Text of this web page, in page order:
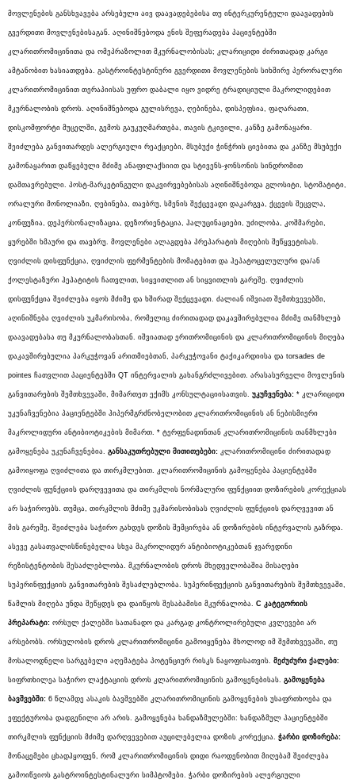
მოვლენების განსხვავება არსებული აივ დაავადებებისა თუ ინტერკურენტული დაავადების
გვერდითი მოვლენებისაგან. აღინიშნებოდა ენის შეფერადება პაციენტებში
კლარითრომიცინითა და ომეპრაზოლით მკურნალობისას; კლარიციდი ძირითადად კარგი
ამტანობით ხასიათდება. გასტროინტესტინური გვერდითი მოვლენების სიხშირე პერორალური
კლარითრომიცინით თერაპიისას უფრო დაბალი იყო ვიდრე ტრადიციული მაკროლიდებით
მკურნალობის დროს. აღინიშნებოდა გულისრევა, ღებინება, დისპეფსია, ფაღარათი,
დისკომფორტი მუცელში, გემოს გაუკუღმართება, თავის ტკივილი, კანზე გამონაყარი.
შეიძლება განვითარდეს ალერგიული რეაქციები, მსუბუქი ჭინჭრის ციებითა და კანზე მსუბუქი
გამონაყარით დაწყებული მძიმე ანაფილაქსიით და სტივენს-ჯონსონის სინდრომით
დამთავრებული. პოსტ-მარკეტინგული დაკვირვებებისას აღინიშნებოდა გლოსიტი, სტომატიტი,
ორალური მონოლიაზი, ღებინება, თავბრუ, სმენის შექცევადი დაკარგვა, ქცევის შეცვლა,
კონფუზია, დეპერსონალიზაცია, დეზორიენტაცია, ჰალუცინაციები, უძილობა, კოშმარები,
ყურებში ხმაური და თავბრუ. მოვლენები ალაგდება პრეპარატის მიღების შეწყვეტისას.
ღვიძლის დისფუნქცია, ღვიძლის ფერმენტების მომატებით და ჰეპატოცელულური და/ან
ქოლესტაზური ჰეპატიტის ჩათვლით, სიყვითლით ან სიყვითლის გარეშე. ღვიძლის
დისფუნქცია შეიძლება იყოს მძიმე და ხშირად შექცევადი. ძალიან იშვიათ შემთხვევებში,
აღინიშნება ღვიძლის უკმარისობა, რომელიც ძირითადად დაკავშირებულია მძიმე თანმხლებ
დაავადებასა თუ მკურნალობასთან. იშვიათად ერითრომიცინის და კლარითრომიცინის მიღება
დაკავშირებულია პარკუჭოვან არითმიებთან, პარკუჭოვანი ტაქიკარდიისა და torsades de
pointes ჩათვლით პაციენტებში QT ინტერვალის გახანგრძლივებით. არასასურველი მოვლენის
განვითარების შემთხვევაში, მიმართეთ ექიმს კონსულტაციისათვის. უკუჩვენება: * კლარიციდი
უკუნაჩვენებია პაციენტებში ჰიპერმგრძნობელობით კლარითრომიცინის ან ნებისმიერი
მაკროლიდური ანტიბიოტიკების მიმართ. * ტერფენადინთან კლარითრომიცინის თანმხლები
გამოყენება უკუნაჩვენებია. განსაკუთრებული მითითებები: კლარითრომიცინი ძირითადად
გამოიყოფა ღვიძლითა და თირკმლებით. კლარითრომიცინის გამოყენება პაციენტებში
ღვიძლის ფუნქციის დარღვევითა და თირკმლის ნორმალური ფუნქციით დოზირების კორექციას
არ საჭიროებს. თუმცა, თირკმლის მძიმე უკმარისობისას ღვიძლის ფუნქციის დარღვევით ან
მის გარეშე, შეიძლება საჭირო გახდეს დოზის შემცირება ან დოზირების ინტერვალის გაზრდა.
ასევე გასათვალისწინებელია სხვა მაკროლიდურ ანტიბიოტიკებთან ჯვარედინი
რეზისტენტობის შესაძლებლობა. მკურნალობის დროს მხედველობაშია მისაღები
სუპერინფექციის განვითარების შესაძლებლობა. სუპერინფექციის განვითარების შემთხვევაში,
წამლის მიღება უნდა შეწყდეს და დაიწყოს შესაბამისი მკურნალობა. C კატეგორიის
პრეპარატი: ორსულ ქალებში სათანადო და კარგად კონტროლირებული კვლევები არ
არსებობს. ორსულობის დროს კლარითრომიცინი გამოიყენება მხოლოდ იმ შემთხვევაში, თუ
მოსალოდნელი სარგებელი აღემატება პოტენციურ რისკს ნაყოფისათვის. მეძუძური ქალები:
სიფრთხილეა საჭირო ლაქტაციის დროს კლარითრომიცინის გამოყენებისას. გამოყენება
ბავშვებში: 6 წლამდე ასაკის ბავშვებში კლარითრომიცინის გამოყენების უსაფრთხოება და
ეფექტურობა დადგენილი არ არის. გამოყენება ხანდაზმულებში: ხანდაზმულ პაციენტებში
თირკმლის ფუნქციის მძიმე დარღვევებით აუცილებელია დოზის კორექცია. ჭარბი დოზირება:
მონაცემები ცხადჰყოფენ, რომ კლარითრომიცინის დიდი რაოდენობით მიღებამ შეიძლება
გამოიწვიოს გასტროინტესტინალური სიმპტომები. ჭარბი დოზირების ალერგიული